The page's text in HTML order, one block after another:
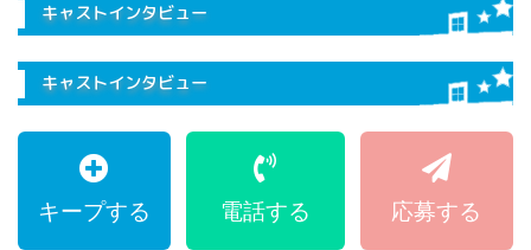
キャストインタビュー
キャストインタビュー
キープする 電話する 応募する